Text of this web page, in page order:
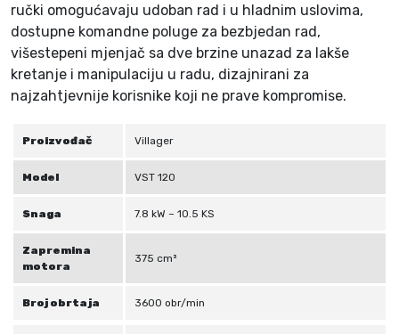
e
2
k
ručki omogućavaju udoban rad i u hladnim uslovima,
dostupne komandne poluge za bezbjedan rad,
višestepeni mjenjač sa dve brzine unazad za lakše
kretanje i manipulaciju u radu, dizajnirani za
najzahtjevnije korisnike koji ne prave kompromise.
Proizvođač Villager
Model VST 120
Snaga 7.8 kW – 10.5 KS
Zapremina
motora
375 cm³
Broj obrtaja 3600 obr/min